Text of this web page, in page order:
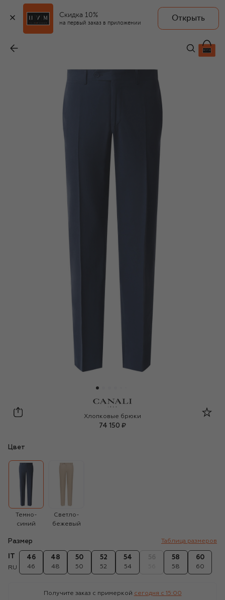
Скидка 10%
на первый заказ в приложении
Открыть
74 150 ₽
Canali
Хлопковые брюки
74 150 ₽
Цвет
Темно-
синий
Светло-
бежевый
Размер Таблица размеров
RU
46
46
48
48
50
50
52
52
54
54
58
58
60
60
Получите заказ с примеркой сегодня c 15:00